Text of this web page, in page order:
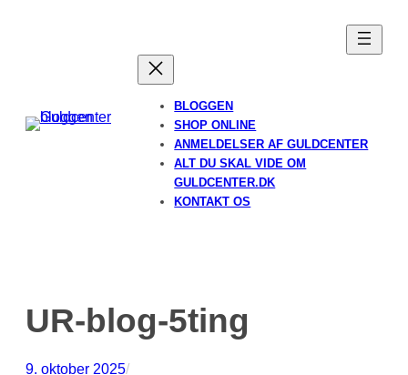
BLOGGEN
SHOP ONLINE
ANMELDELSER AF GULDCENTER
ALT DU SKAL VIDE OM
GULDCENTER.DK
KONTAKT OS
UR-blog-5ting
9. oktober 2025/